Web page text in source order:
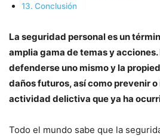
Conclusión
La seguridad personal es un
amplia gama de temas y
defenderse uno mismo y la
daños futuros, así como prevenir
actividad delictiva que ya ha
Todo el mundo sabe que la